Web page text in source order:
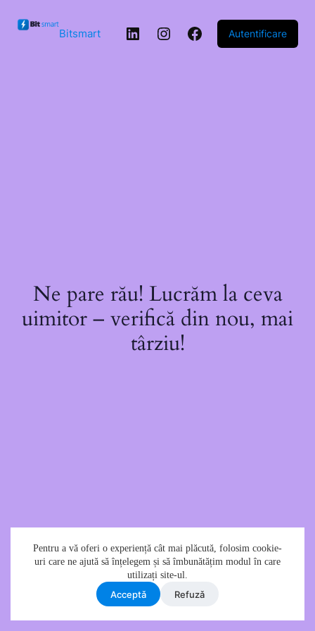
conținut
Pentru a vă oferi o experiență cât mai plăcută, folosim cookie-
uri care ne ajută să înțelegem și să îmbunătățim modul în care
utilizați site-ul.
Acceptǎ Refuzǎ
Bitsmart LinkedInInstagram
Facebook
Autentificare
Ne pare rău! Lucrăm la ceva
uimitor – verifică din nou, mai
târziu!